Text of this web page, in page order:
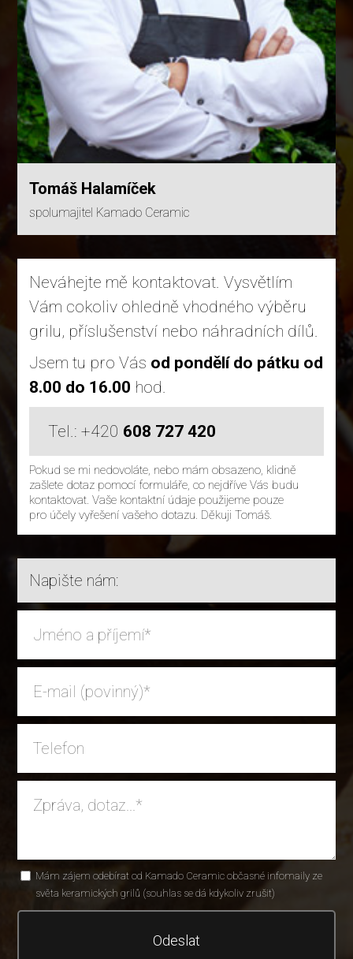
Tomáš Halamíček
spolumajitel Kamado Ceramic
Neváhejte mě kontaktovat. Vysvětlím
Vám cokoliv ohledně vhodného výběru
grilu, příslušenství nebo náhradních dílů.
Jsem tu pro Vás od pondělí do pátku od
8.00 do 16.00 hod.
Tel.: +420 608 727 420
Pokud se mi nedovoláte, nebo mám obsazeno, klidně
zašlete dotaz pomocí formuláře, co nejdříve Vás budu
kontaktovat. Vaše kontaktní údaje použijeme pouze
pro účely vyřešení vašeho dotazu. Děkuji Tomáš.
Napište nám:
Mám zájem odebírat od Kamado Ceramic občasné infomaily ze
světa keramických grilů (souhlas se dá kdykoliv zrušit)
Odeslat